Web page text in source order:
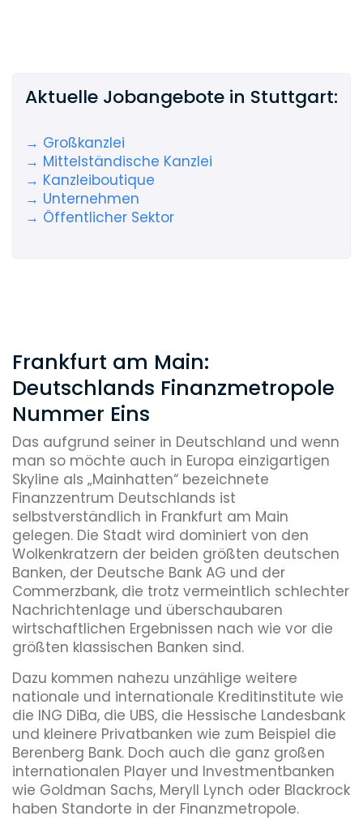
Aktuelle Jobangebote in Stuttgart:
→ Großkanzlei
→ Mittelständische Kanzlei
→ Kanzleiboutique
→ Unternehmen
→ Öffentlicher Sektor
Frankfurt am Main:
Deutschlands Finanzmetropole
Nummer Eins
Das aufgrund seiner in Deutschland und wenn
man so möchte auch in Europa einzigartigen
Skyline als „Mainhatten“ bezeichnete
Finanzzentrum Deutschlands ist
selbstverständlich in Frankfurt am Main
gelegen. Die Stadt wird dominiert von den
Wolkenkratzern der beiden größten deutschen
Banken, der Deutsche Bank AG und der
Commerzbank, die trotz vermeintlich schlechter
Nachrichtenlage und überschaubaren
wirtschaftlichen Ergebnissen nach wie vor die
größten klassischen Banken sind.
Dazu kommen nahezu unzählige weitere
nationale und internationale Kreditinstitute wie
die ING DiBa, die UBS, die Hessische Landesbank
und kleinere Privatbanken wie zum Beispiel die
Berenberg Bank. Doch auch die ganz großen
internationalen Player und Investmentbanken
wie Goldman Sachs, Meryll Lynch oder Blackrock
haben Standorte in der Finanzmetropole.